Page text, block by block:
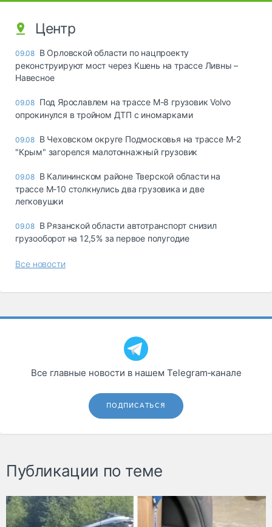
Центр
09.08 В Орловской области по нацпроекту
реконструируют мост через Кшень на трассе Ливны –
Навесное
09.08 Под Ярославлем на трассе М-8 грузовик Volvo
опрокинулся в тройном ДТП с иномарками
09.08 В Чеховском округе Подмосковья на трассе М-2
"Крым" загорелся малотоннажный грузовик
09.08 В Калининском районе Тверской области на
трассе М-10 столкнулись два грузовика и две
легковушки
09.08 В Рязанской области автотранспорт снизил
грузооборот на 12,5% за первое полугодие
Все новости
Все главные новости в нашем Telegram‑канале
ПОДПИСАТЬСЯ
Публикации по теме